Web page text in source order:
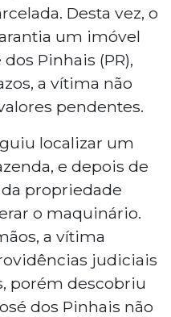
Desta vez, o
um imóvel
Pinhais (PR),
a vítima não
pendentes.
localizar um
e depois de
propriedade
o maquinário.
a vítima
judiciais
porém descobriu
dos Pinhais não